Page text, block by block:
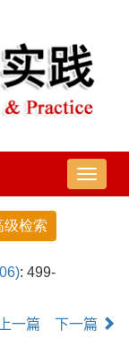
导
航
: 499-
上一篇 下一篇